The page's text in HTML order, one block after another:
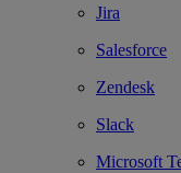
Jira
Salesforce
Zendesk
Slack
Microsoft